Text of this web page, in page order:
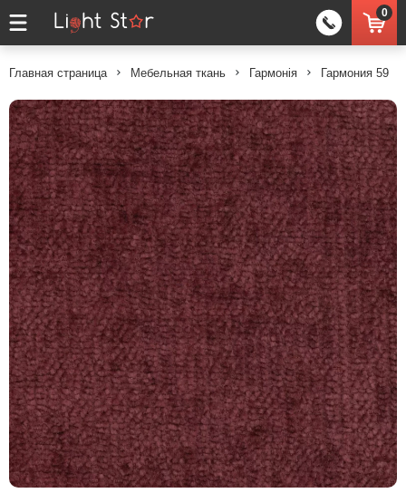
0
Главная страница Мебельная ткань Гармонія Гармония 59